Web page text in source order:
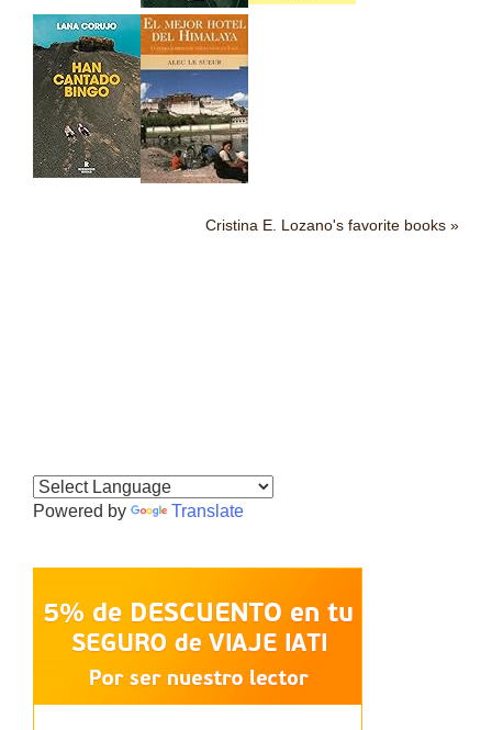
Cristina E. Lozano's favorite books »
Powered by Translate